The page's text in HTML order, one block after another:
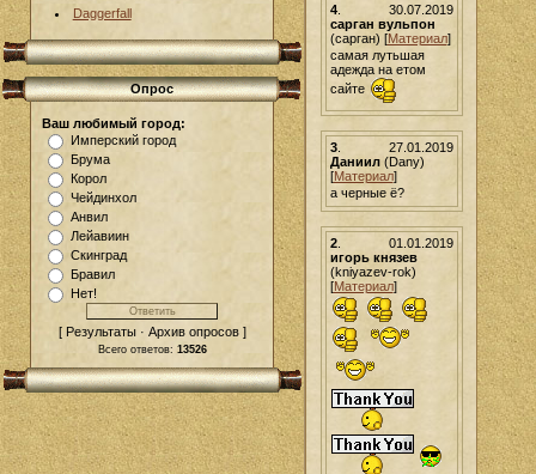
Daggerfall
Опрос
Ваш любимый город:
Имперский город
Брума
Корол
Чейдинхол
Анвил
Лейавиин
Скинград
Бравил
Нет!
[ Результаты · Архив опросов ]
Всего ответов: 13526
30.07.2019
4.
сарган вульпон
(сарган) [Материал]
самая лутьшая
адежда на етом
сайте
27.01.2019
3.
Даниил(Dany)
[Материал]
а черные ё?
01.01.2019
2.
игорь князев
(kniyazev-rok)
[Материал]